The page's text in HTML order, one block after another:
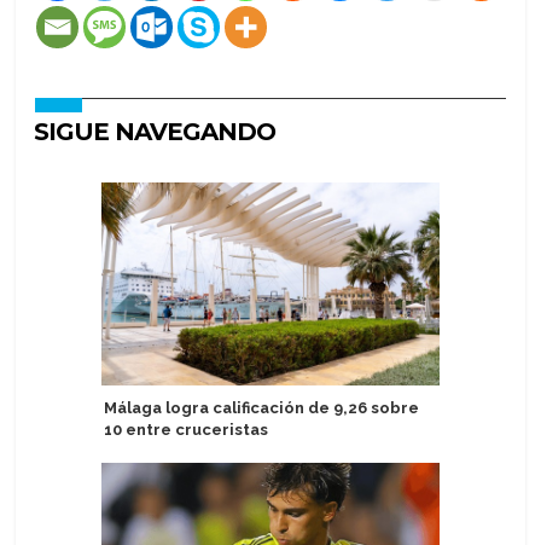
SIGUE NAVEGANDO
Málaga logra calificación de 9,26 sobre
10 entre cruceristas